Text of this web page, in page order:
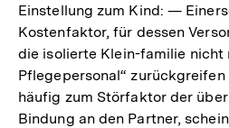
Einstellung zum Kind: —
Kostenfaktor, für dessen
die isolierte Klein-familie nicht
Pflegepersonal“
häufig zum Störfaktor der
Bindung an den Partner,